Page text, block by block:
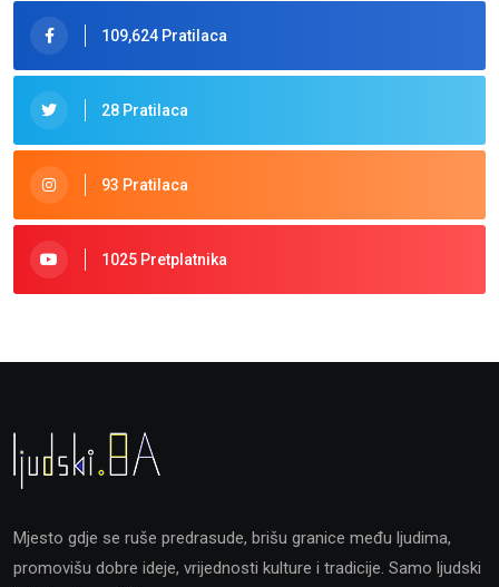
109,624 Pratilaca
28 Pratilaca
93 Pratilaca
1025 Pretplatnika
Mjesto gdje se ruše predrasude, brišu granice među ljudima,
promovišu dobre ideje, vrijednosti kulture i tradicije. Samo ljudski